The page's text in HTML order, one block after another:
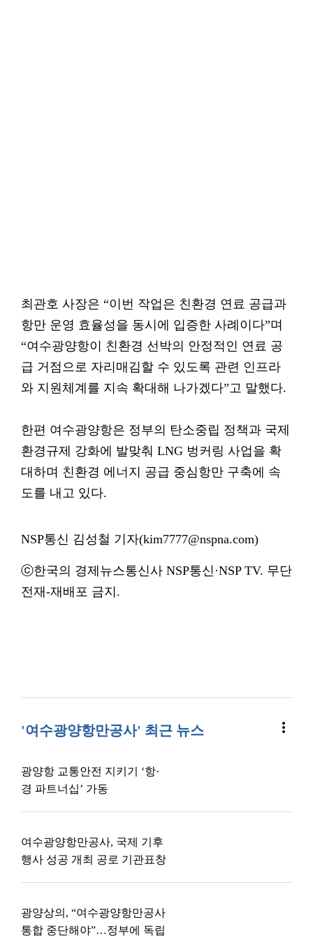
최관호 사장은 “이번 작업은 친환경 연료 공급과
항만 운영 효율성을 동시에 입증한 사례이다”며
“여수광양항이 친환경 선박의 안정적인 연료 공
급 거점으로 자리매김할 수 있도록 관련 인프라
와 지원체계를 지속 확대해 나가겠다”고 말했다.
한편 여수광양항은 정부의 탄소중립 정책과 국제
환경규제 강화에 발맞춰 LNG 벙커링 사업을 확
대하며 친환경 에너지 공급 중심항만 구축에 속
도를 내고 있다.
NSP통신 김성철 기자(kim7777@nspna.com)
ⓒ한국의 경제뉴스통신사 NSP통신·NSP TV. 무단
전재-재배포 금지.
'여수광양항만공사' 최근 뉴스 more_vert
광양항 교통안전 지키기 ‘항·
경 파트너십’ 가동
여수광양항만공사, 국제 기후
행사 성공 개최 공로 기관표창
광양상의, “여수광양항만공사
통합 중단해야”…정부에 독립